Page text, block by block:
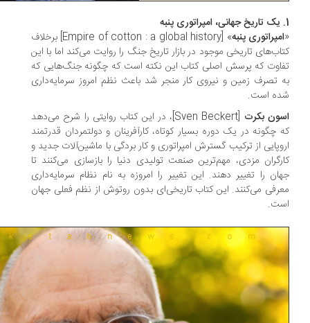
پنبه
» [Empire of cotton : a global history] برخلاف
تاریخی موجود در بازار تاریخ جنگ را ‌روایت می‌کند اما با این
که پرسش اصلی کتاب این نکته است که چگونه جنگ‌هایی که
تصرف زمین‌ و نیروی کار منجر‌ شد باعث نظم امروز سرمایه‌داری
است.
بکرت‌
[Sven Beckert]، در این کتاب‌ روایتی را شرح ‌می‌دهد
چگونه‌ در یک دوره‌‌ بسیار کوتاه، کارآفرینان و دولتمردان قدرتمند
از ترکیب گسترش امپراتوری و کار بردگی با ماشین‌آلات جدید و
مزدی، مهم‌ترین صنعت تولیدی دنیا را بازسازی می‌کنند تا
را تغییر دهند. این تغییر را امروزه به نام نظام سرمایه‌داری
می‌کنند. این کتاب تاریخی‌ای بدون روتوش از نظم فعلی جهان